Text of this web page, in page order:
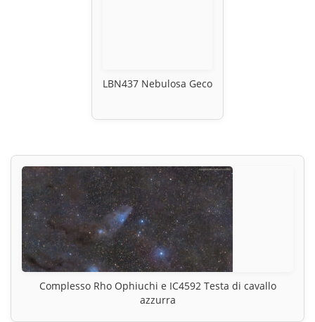
LBN437 Nebulosa Geco
Complesso Rho Ophiuchi e IC4592 Testa di cavallo
azzurra